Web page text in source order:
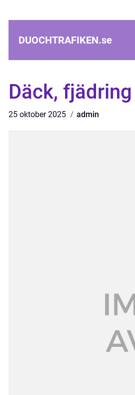
DUOCHTRAFIKEN.se
Däck,
25 oktober 2025 admin